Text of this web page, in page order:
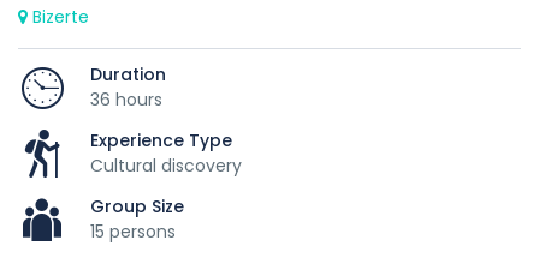
Bizerte
Duration
36 hours
Experience Type
Cultural discovery
Group Size
15 persons